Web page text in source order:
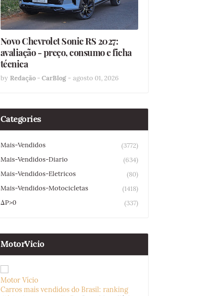
Novo Chevrolet Sonic RS 2027:
avaliação - preço, consumo e ficha
técnica
by Redação - CarBlog - agosto 01, 2026
Categories
Mais-Vendidos
(3772)
Mais-Vendidos-Diario
(634)
Mais-Vendidos-Eletricos
(80)
Mais-Vendidos-Motocicletas
(1418)
ΔP>0
(337)
MotorVicio
Motor Vício
Carros mais vendidos do Brasil: ranking